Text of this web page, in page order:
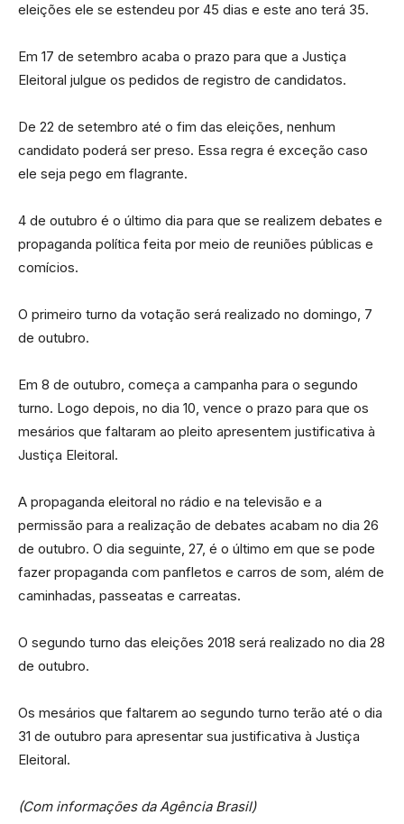
eleições ele se estendeu por 45 dias e este ano terá 35.
Em 17 de setembro acaba o prazo para que a Justiça
Eleitoral julgue os pedidos de registro de candidatos.
De 22 de setembro até o fim das eleições, nenhum
candidato poderá ser preso. Essa regra é exceção caso
ele seja pego em flagrante.
4 de outubro é o último dia para que se realizem debates e
propaganda política feita por meio de reuniões públicas e
comícios.
O primeiro turno da votação será realizado no domingo, 7
de outubro.
Em 8 de outubro, começa a campanha para o segundo
turno. Logo depois, no dia 10, vence o prazo para que os
mesários que faltaram ao pleito apresentem justificativa à
Justiça Eleitoral.
A propaganda eleitoral no rádio e na televisão e a
permissão para a realização de debates acabam no dia 26
de outubro. O dia seguinte, 27, é o último em que se pode
fazer propaganda com panfletos e carros de som, além de
caminhadas, passeatas e carreatas.
O segundo turno das eleições 2018 será realizado no dia 28
de outubro.
Os mesários que faltarem ao segundo turno terão até o dia
31 de outubro para apresentar sua justificativa à Justiça
Eleitoral.
(Com informações da Agência Brasil)